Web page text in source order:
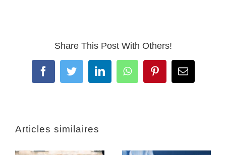
Share This Post With Others!
FacebookTwitterLinkedInWhatsAppPinterestEmail
Articles similaires